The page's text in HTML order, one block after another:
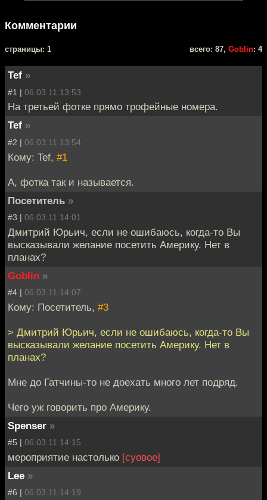
Комментарии
cтраницы: 1 всего: 87, Goblin: 4
Tef »
#1 | 06.03.11 13:53
На третьей фотке прямо трофейные номера.
Tef »
#2 | 06.03.11 13:54
Кому: Tef, #1
А, фотка так и называется.
Посетитель »
#3 | 06.03.11 14:01
Дмитрий Юрьич, если не ошибаюсь, когда-то Вы
высказывали желание посетить Америку. Нет в
планах?
Goblin »
#4 | 06.03.11 14:07
Кому: Посетитель, #3
> Дмитрий Юрьич, если не ошибаюсь, когда-то Вы
высказывали желание посетить Америку. Нет в
планах?
Мне до Гатчины-то не доехать много лет подряд.
Чего уж говорить про Америку.
Spenser »
#5 | 06.03.11 14:15
мероприятие настолько [суовое]
Lee »
#6 | 06.03.11 14:19